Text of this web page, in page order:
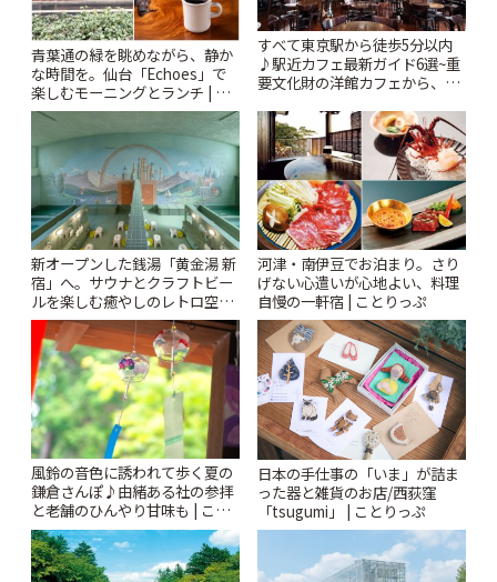
青葉通の緑を眺めながら、静か
な時間を。仙台「Echoes」で
楽しむモーニングとランチ | こ
とりっぷ
すべて東京駅から徒歩5分以内
♪駅近カフェ最新ガイド6選~重
要文化財の洋館カフェから、改
りっぷ
新オープンした銭湯「黄金湯 新
宿」へ。サウナとクラフトビー
ルを楽しむ癒やしのレトロ空間
| ことりっぷ
河津・南伊豆でお泊まり。さり
げない心遣いが心地よい、料理
自慢の一軒宿 | ことりっぷ
風鈴の音色に誘われて歩く夏の
鎌倉さんぽ♪由緒ある社の参拝
と老舗のひんやり甘味も | こと
りっぷ
日本の手仕事の「いま」が詰ま
った器と雑貨のお店/西荻窪
「tsugumi」 | ことりっぷ